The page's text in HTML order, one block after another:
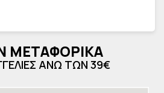
ΜΕΤΑΦΟΡΙΚΑ
ΑΝΩ ΤΩΝ 39€